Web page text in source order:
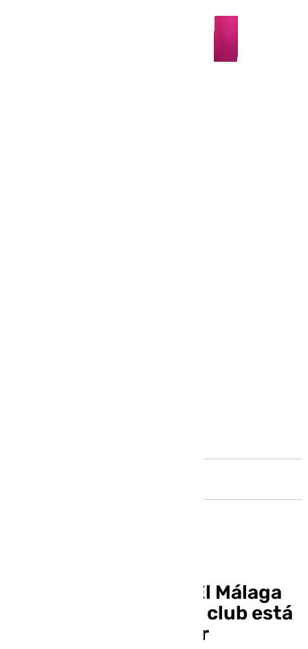
Juan Carlos Añón: «El Málaga
como entidad y como club está
donde tiene que estar